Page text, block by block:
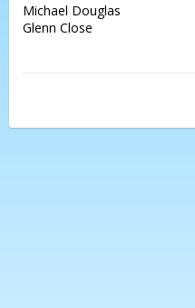
Michael Douglas
Glenn Close